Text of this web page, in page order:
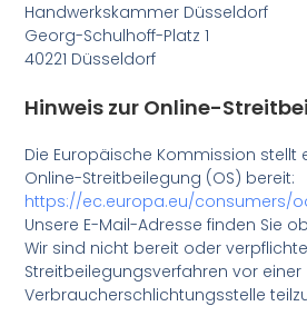
Handwerkskammer Düsseldorf
Georg-Schulhoff-Platz 1
40221 Düsseldorf
Hinweis zur Online-
Die Europäische Kommission stellt
Online-Streitbeilegung (OS) bereit:
https://ec.europa.eu/consumers/
Unsere E-Mail-Adresse finden Sie
Wir sind nicht bereit oder
Streitbeilegungsverfahren vor einer
Verbraucherschlichtungsstelle